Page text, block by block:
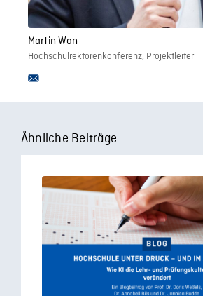
Martin Wan
Hochschulrektorenkonferenz, Projektleiter
Ähnliche Beiträge